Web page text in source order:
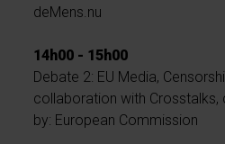
deMens.nu
14h00 - 15h00
Debate 2: EU Media,
collaboration with
by: European Commission